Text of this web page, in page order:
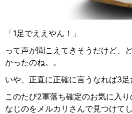
「1足でええやん！」
って声が聞こえてきそうだけど、
かったのね。。
いや、正直に正確に言うなれば3
このたび2軍落ち確定のお気に入
なじのをメルカリさんで見つけて